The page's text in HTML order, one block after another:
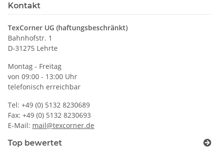
Kontakt
TexCorner UG (haftungsbeschränkt)
Bahnhofstr. 1
D-31275 Lehrte
Montag - Freitag
von 09:00 - 13:00 Uhr
telefonisch erreichbar
Tel: +49 (0) 5132 8230689
Fax: +49 (0) 5132 8230693
E-Mail: mail@texcorner.de
Top bewertet